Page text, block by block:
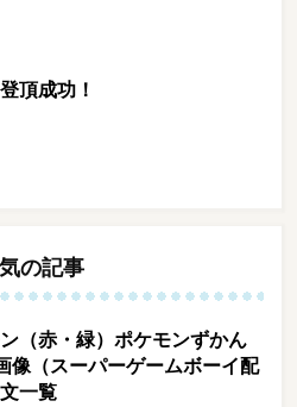
頂成功！
の記事
（赤・緑）ポケモンずかん
像（スーパーゲームボーイ配
一覧